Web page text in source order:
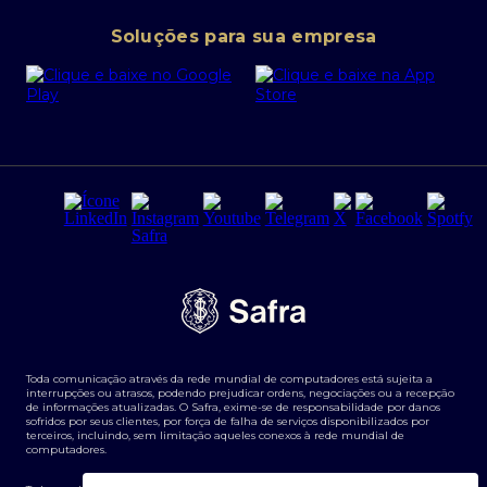
Portal da Privacidade
PRSAC
Regras e Parâmetros de Atuação Banco Safra
Segurança da Informação
Tarifas e serviços Pessoa Física
Transparência de remuneração
Termos e Condições para Portabilidade de Investimento
Cartão Safra Empresas
Empréstimo e financiamentos PJ
Derivativos
Agronegócios
Soluções para sua empresa
Toda comunicação através da rede mundial de computadores está sujeita a
interrupções ou atrasos, podendo prejudicar ordens, negociações ou a recepção
de informações atualizadas. O Safra, exime-se de responsabilidade por danos
sofridos por seus clientes, por força de falha de serviços disponibilizados por
terceiros, incluindo, sem limitação aqueles conexos à rede mundial de
computadores.